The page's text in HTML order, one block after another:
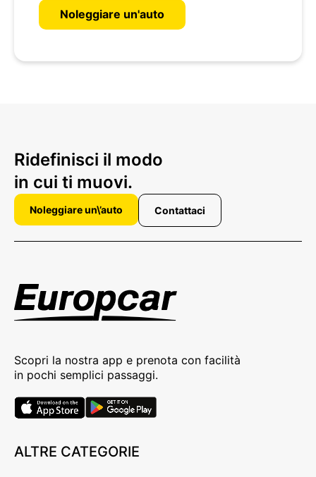
Noleggiare un'auto
Ridefinisci il modo
in cui ti muovi.
Noleggiare un\’auto Contattaci
Scopri la nostra app e prenota con facilità
in pochi semplici passaggi.
ALTRE CATEGORIE